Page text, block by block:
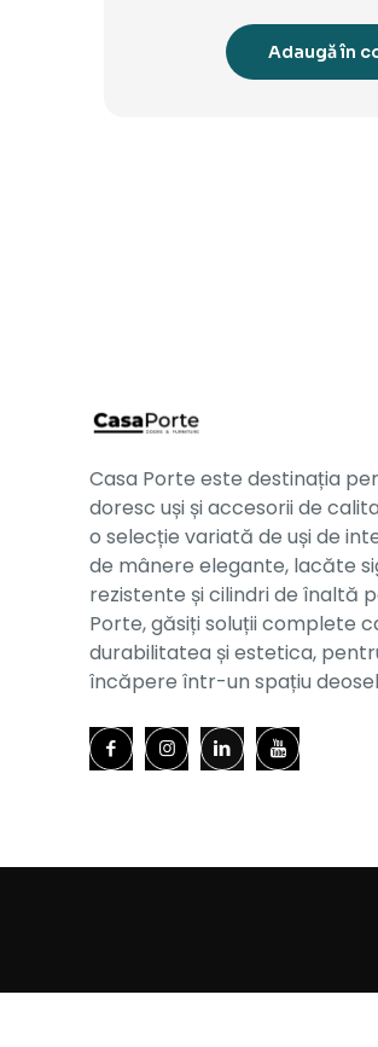
Adaugă în
Casa Porte este destinația
doresc uși și accesorii de
o selecție variată de uși de
de mânere elegante, lacăte
rezistente și cilindri de înaltă
Porte, găsiți soluții complete
durabilitatea și estetica,
încăpere într-un spațiu